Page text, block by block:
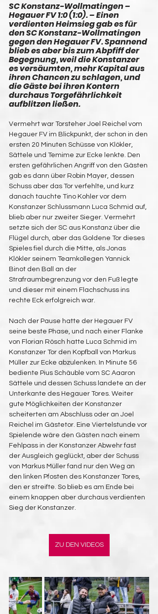
SC Konstanz-Wollmatingen –
Hegauer FV 1:0 (1:0). – Einen
verdienten Heimsieg gab es für
den SC Konstanz-Wollmatingen
gegen den Hegauer FV. Spannend
blieb es aber bis zum Abpfiff der
Begegnung, weil die Konstanzer
es versäumten, mehr Kapital aus
ihren Chancen zu schlagen, und
die Gäste bei ihren Kontern
durchaus Torgefährlichkeit
aufblitzen ließen.
Vermehrt war Torsteher Joel Reichel vom
Hegauer FV im Blickpunkt, der schon in den
ersten 20 Minuten Schüsse von Klökler,
Sättele und Temime zur Ecke lenkte. Den
ersten gefährlichen Angriff von den Gästen
gab es dann über Robin Mayer, dessen
Schuss aber das Tor verfehlte, und kurz
danach tauchte Tino Kohler vor dem
Konstanzer Schlussmann Luca Schmid auf,
blieb aber nur zweiter Sieger. Vermehrt
setzte sich der SC aus Konstanz über die
Flügel durch, aber das Goldene Tor dieses
Spieles fiel durch die Mitte, als Jonas
Klökler seinem Teamkollegen Yannick
Binot den Ball an der
Strafraumbegrenzung vor den Fuß legte
und dieser mit einem Flachschuss ins
rechte Eck erfolgreich war.
Nach der Pause hatte der Hegauer FV
seine beste Phase, und nach einer Flanke
von Florian Rösch hatte Luca Schmid im
Konstanzer Tor den Kopfball von Markus
Müller zur Ecke abzulenken. In Minute 56
bediente Pius Schäuble vom SC Aaaron
Sättele und dessen Schuss landete an der
Unterkante des Hegauer Tores. Weiter
gute Möglichkeiten der Konstanzer
scheiterten am Abschluss oder an Joel
Reichel im Gästetor. Eine Viertelstunde vor
Spielende wäre den Gästen nach einem
Fehlpass in der Konstanzer Abwehr fast
der Ausgleich geglückt, aber der Schuss
von Markus Müller fand nur den Weg an
den linken Pfosten des Konstanzer Tores,
den er streifte. So blieb es am Ende bei
einem knappen aber durchaus verdienten
Sieg der Konstanzer.
ZU DEN VIDEOS